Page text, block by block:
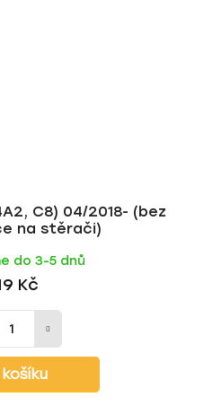
C8) 04/2018- (bez
na stěrači)
do 3-5 dnů
Kč